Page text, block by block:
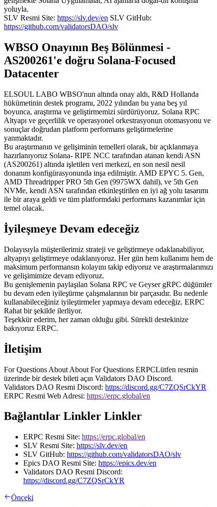
yoluyla.
SLV Resmi Site: https://slv.dev/en SLV GitHub:
https://github.com/validatorsDAO/slv
WBSO Onayının Beş Bölünmesi -
AS200261'e doğru Solana-Focused
Datacenter
ELSOUL LABO WBSO'nun altında onay aldı, R&D Hollanda
hükümetinin destek programı, 2022 yılından bu yana beş yıl
boyunca, araştırma ve geliştirmemizi sürdürüyoruz. Solana RPC
Altyapı ve geçerlilik ve operasyonel orkestrasyonun otomasyonu ve
sonuçlar doğrudan platform performans geliştirmelerine
yanmaktadır.
Bu araştırmanın ve gelişiminin temelleri olarak, bir açıklanmaya
hazırlanıyoruz Solana- RIPE NCC tarafından atanan kendi ASN
(AS200261) altında işletilen veri merkezi, en son nesil nesil
donanım konfigürasyonunda inşa edilmiştir. AMD EPYC 5. Gen,
AMD Threadripper PRO 5th Gen (9975WX dahil), ve 5th Gen
NVMe, kendi ASN tarafından etkinleştirilen en iyi ağ yolu tasarımı
ile bir araya geldi ve tüm platformdaki performans kazanımlar için
temel olacak.
İyileşmeye Devam edeceğiz
Dolayısıyla müşterilerimiz strateji ve geliştirmeye odaklanabiliyor,
altyapıyı geliştirmeye odaklanıyoruz. Her gün hem kullanımı hem de
maksimum performansın kolayını takip ediyoruz ve araştırmalarımızı
ve gelişimimize devam ediyoruz.
Bu genişlemenin paylaşılan Solana RPC ve Geyser gRPC düğümler
bu devam eden iyileştirme çalışmalarının bir parçasıdır. Bu nedenle
kullanabileceğiniz iyileştirmeler yapmaya devam edeceğiz. ERPC
Rahat bir şekilde ilerliyor.
Teşekkür ederim, her zaman olduğu gibi. Sürekli destekinize
bakıyoruz ERPC.
İletişim
For Questions About About For Questions ERPCLütfen resmin
üzerinde bir destek bileti açın Validators DAO Discord.
Validators DAO Resmi Discord: https://discord.gg/C7ZQSrCkYR
ERPC Resmi Web Adresi: https://erpc.global/en
Bağlantılar Linkler Linkler
ERPC Resmi Site: https://erpc.global/en
SLV Resmi Site: https://slv.dev/en
SLV GitHub: https://github.com/validatorsDAO/slv
Epics DAO Resmi Site: https://epics.dev/en
Validators DAO Resmi Discord:
https://discord.gg/C7ZQSrCkYR
Önceki